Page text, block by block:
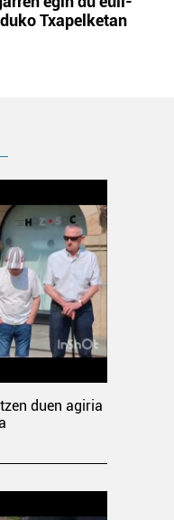
Txapelketan
duen agiria